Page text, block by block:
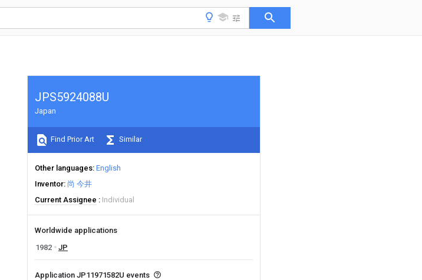
JPS5924088U
Japan
Find Prior Art Similar
Other languages English
Inventor 尚 今井
Current Assignee
Individual
Worldwide applications
1982
JP
Application JP11971582U events